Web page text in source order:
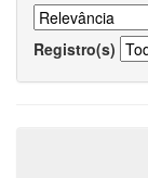
Registro(s)